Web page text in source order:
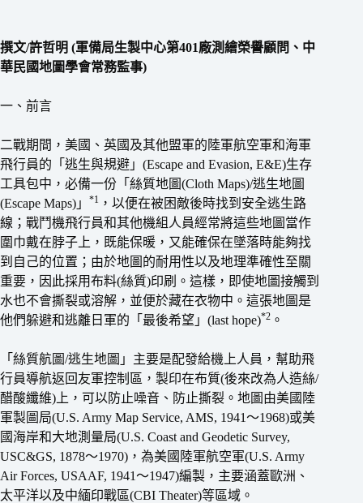
撰文/許哲明 (軍備局生製中心第401廠測繪榮譽顧問、中
華民國地圖學會常務監事)
一、前言
二戰期間，美國、英國及其他盟軍的陸軍航空軍和海軍
飛行員的「逃生與規避」(Escape and Evasion, E&E)生存
工具包中，必備一份「絲質地圖(Cloth Maps)/逃生地圖
(Escape Maps)」
*1 ，以便在被困敵後時找到安全逃生路
線；戰鬥機飛行員和其他機組人員經常將這些地圖當作
圍巾戴在脖子上，既能保暖，又能確保在墜落時能夠找
到自己的位置；由於地圖的耐用性以及地理準確性至關
重要，因此採用布料(絲質)印刷。這樣，即使地圖接觸到
水也不會撕裂或溶解，並便於藏在衣物中。這張地圖是
他們躲避和逃離日軍的「最後希望」(last hope)*2 。
「絲質航圖/逃生地圖」主要是配發給機上人員，幫助飛
行員導航返回友軍控制區，製印在布質(後來改為人造絲/
醋酸纖維)上，可以防止噪音、防止撕裂。地圖由美國陸
軍製圖局(U.S. Army Map Service, AMS, 1941〜1968)或美
國海岸和大地測量局(U.S. Coast and Geodetic Survey,
USC&GS, 1878〜1970)，為美國陸軍航空軍(U.S. Army
Air Forces, USAAF, 1941〜1947)編製，主要涵蓋歐洲、
太平洋以及中緬印戰區(CBI Theater)等區域。